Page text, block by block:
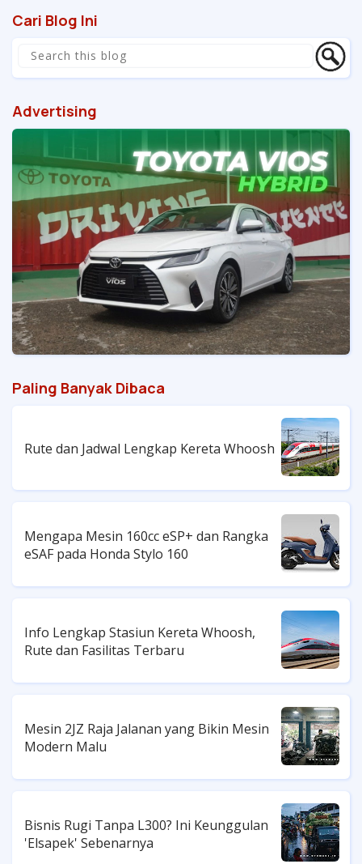
Cari Blog Ini
Advertising
Paling Banyak Dibaca
Rute dan Jadwal Lengkap Kereta Whoosh
Mengapa Mesin 160cc eSP+ dan Rangka
eSAF pada Honda Stylo 160
Info Lengkap Stasiun Kereta Whoosh,
Rute dan Fasilitas Terbaru
Mesin 2JZ Raja Jalanan yang Bikin Mesin
Modern Malu
Bisnis Rugi Tanpa L300? Ini Keunggulan
'Elsapek' Sebenarnya